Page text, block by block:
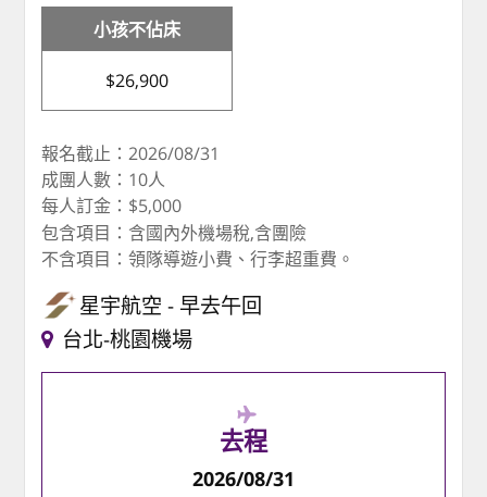
小孩不佔床
$26,900
報名截止：2026/08/31
成團人數：10人
每人訂金：$5,000
包含項目：含國內外機場稅,含團險
不含項目：領隊導遊小費、行李超重費。
星宇航空
早去午回
台北-桃園機場
去程
2026/08/31